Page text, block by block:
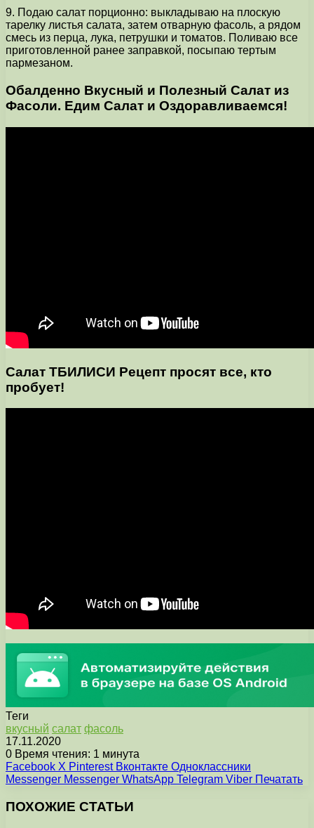
9. Подаю салат порционно: выкладываю на плоскую
тарелку листья салата, затем отварную фасоль, а рядом
смесь из перца, лука, петрушки и томатов. Поливаю все
приготовленной ранее заправкой, посыпаю тертым
пармезаном.
Обалденно Вкусный и Полезный Салат из
Фасоли. Едим Салат и Оздоравливаемся!
Салат ТБИЛИСИ Рецепт просят все, кто
пробует!
Теги
вкусный салат фасоль
17.11.2020
0 Время чтения: 1 минута
Facebook X Pinterest Вконтакте Одноклассники
Messenger Messenger WhatsApp Telegram Viber Печатать
ПОХОЖИЕ СТАТЬИ